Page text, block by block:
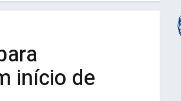
início de